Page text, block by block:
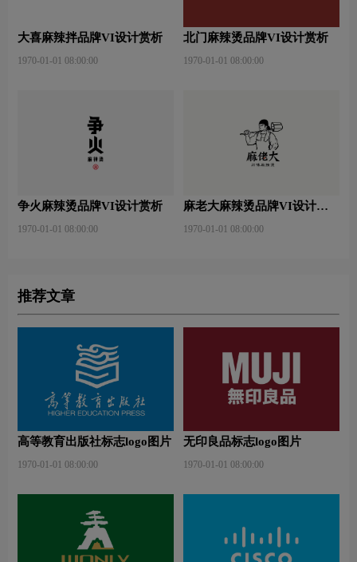
大喜麻辣拌品牌VI设计赏析
1970-01-01 08:00:00
北门麻辣烫品牌VI设计赏析
1970-01-01 08:00:00
争火麻辣烫品牌VI设计赏析
1970-01-01 08:00:00
麻老大麻辣烫品牌VI设计赏
1970-01-01 08:00:00
推荐文章
高等教育出版社标志logo图片
1970-01-01 08:00:00
无印良品标志logo图片
1970-01-01 08:00:00